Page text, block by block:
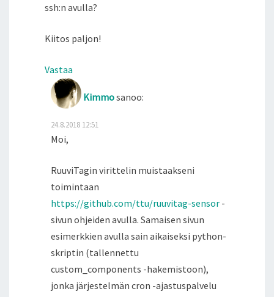
ssh:n avulla?
Kiitos paljon!
Vastaa
Kimmosanoo:
24.8.2018 12:51
Moi,
RuuviTagin virittelin muistaakseni
toimintaan
https://github.com/ttu/ruuvitag-sensor -
sivun ohjeiden avulla. Samaisen sivun
esimerkkien avulla sain aikaiseksi python-
skriptin (tallennettu
custom_components -hakemistoon),
jonka järjestelmän cron -ajastuspalvelu